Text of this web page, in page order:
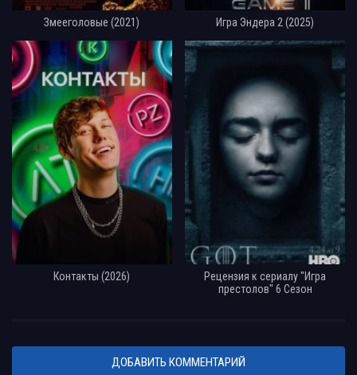
Змееголовые (2021) Игра Эндера 2 (2025)
Контакты (2026)
Рецензия к сериалу "Игра
престолов" 6 Сезон
ДОБАВИТЬ КОММЕНТАРИЙ